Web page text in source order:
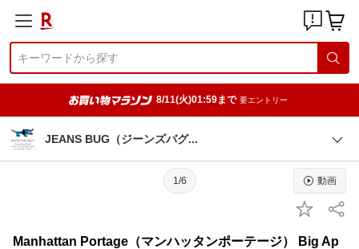
8/11(火)01:59まで 要エントリー
JEANS BUG（ジーンズバグ
1/6 動画
Manhattan Portage（マンハッタンポーテージ） Big Ap